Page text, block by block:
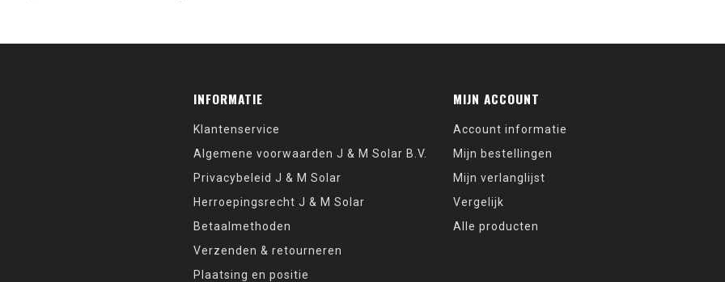
INFORMATIE
Klantenservice
Algemene voorwaarden J & M Solar B.V.
Privacybeleid J & M Solar
Herroepingsrecht J & M Solar
Betaalmethoden
Verzenden & retourneren
Plaatsing en positie
MIJN ACCOUNT
Account informatie
Mijn bestellingen
Mijn verlanglijst
Vergelijk
Alle producten